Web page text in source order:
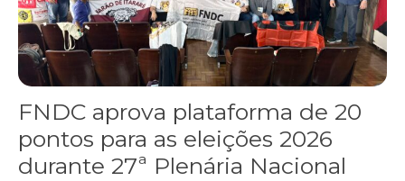
FNDC aprova plataforma de 20
pontos para as eleições 2026
durante 27ª Plenária Nacional